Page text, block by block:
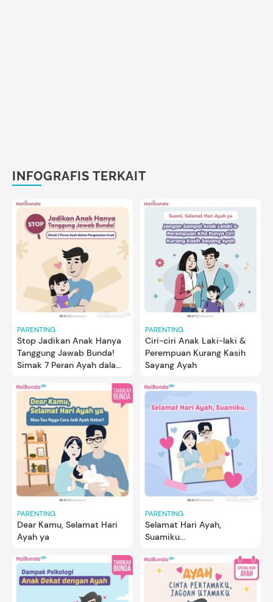
INFOGRAFIS TERKAIT
PARENTING
Stop Jadikan Anak Hanya
Tanggung Jawab Bunda!
Simak 7 Peran Ayah dalam
PARENTING
Ciri-ciri Anak Laki-laki &
Perempuan Kurang Kasih
Sayang Ayah
PARENTING
Dear Kamu, Selamat Hari
Ayah ya
PARENTING
Selamat Hari Ayah,
Suamiku...